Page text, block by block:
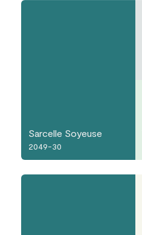
Sarcelle Soyeuse
2049-30